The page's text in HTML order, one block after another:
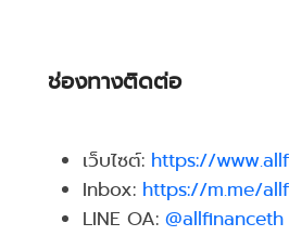
ช่องทางติดต่อ
เว็บไซต์: https://
Inbox: https://m.me/
LINE OA: @allfinanceth